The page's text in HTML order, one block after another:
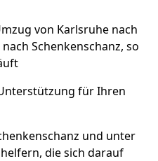
von Karlsruhe nach
Schenkenschanz, so
für Ihren
und unter
die sich darauf